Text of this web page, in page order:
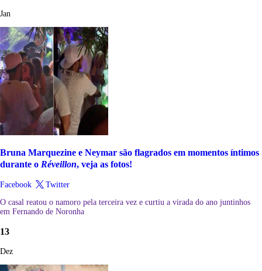
Jan
Bruna Marquezine e Neymar são flagrados em momentos íntimos
durante o Réveillon, veja as fotos!
Facebook
Twitter
O casal reatou o namoro pela terceira vez e curtiu a virada do ano juntinhos
em Fernando de Noronha
13
Dez